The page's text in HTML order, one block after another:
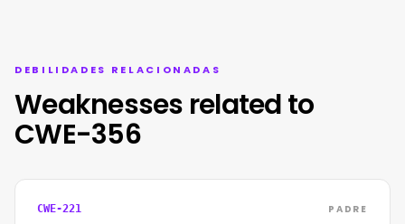
DEBILIDADES RELACIONADAS
Weaknesses related to
CWE-356
CWE-221 PADRE